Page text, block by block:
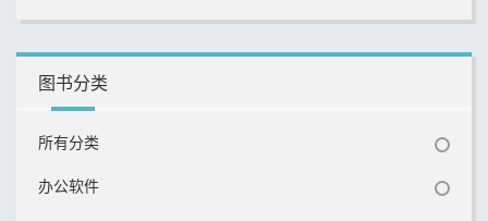
图书分类
所有分类
办公软件